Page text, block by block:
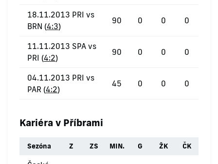
18.11.2013 PRI vs
BRN (4:3)
90 0 0 0
11.11.2013 SPA vs
PRI (4:2)
90 0 0 0
04.11.2013 PRI vs
PAR (4:2)
45 0 0 0
Kariéra v Příbrami
Sezóna Z ZS MIN. G ŽK ČK